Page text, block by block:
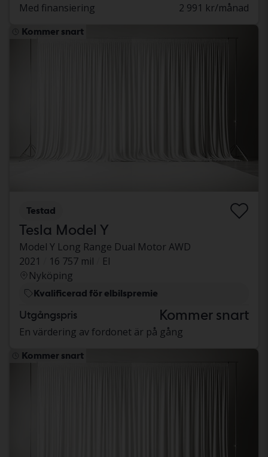
Med finansiering 2 991 kr/månad
Kommer snart
Testad
Tesla Model Y
Model Y Long Range Dual Motor AWD
2021
16 757 mil
El
Nyköping
Kvalificerad för elbilspremie
Utgångspris Kommer snart
En värdering av fordonet är på gång
Kommer snart